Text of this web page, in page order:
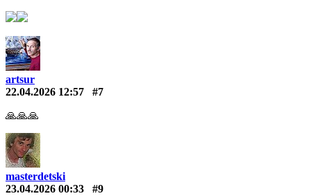
artsur
22.04.2026 12:57
#7
🙏🙏🙏
masterdetski
23.04.2026 00:33
#9